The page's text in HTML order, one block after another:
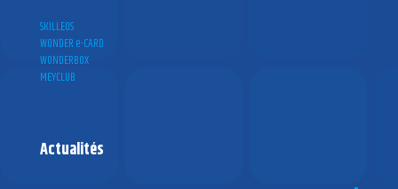
SKILLEOS
WONDER e-CARD
WONDERBOX
MEYCLUB
Actualités